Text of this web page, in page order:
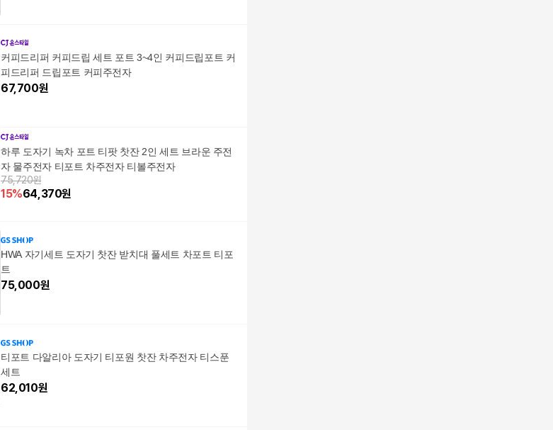
커피드리퍼 커피드립 세트 포트 3~4인 커피드립포트 커
피드리퍼 드립포트 커피주전자
67,700원
하루 도자기 녹차 포트 티팟 찻잔 2인 세트 브라운 주전
자 물주전자 티포트 차주전자 티볼주전자
75,720원
15%64,370원
HWA 자기세트 도자기 찻잔 받치대 풀세트 차포트 티포
트
75,000원
티포트 다알리아 도자기 티포원 찻잔 차주전자 티스푼
세트
62,010원